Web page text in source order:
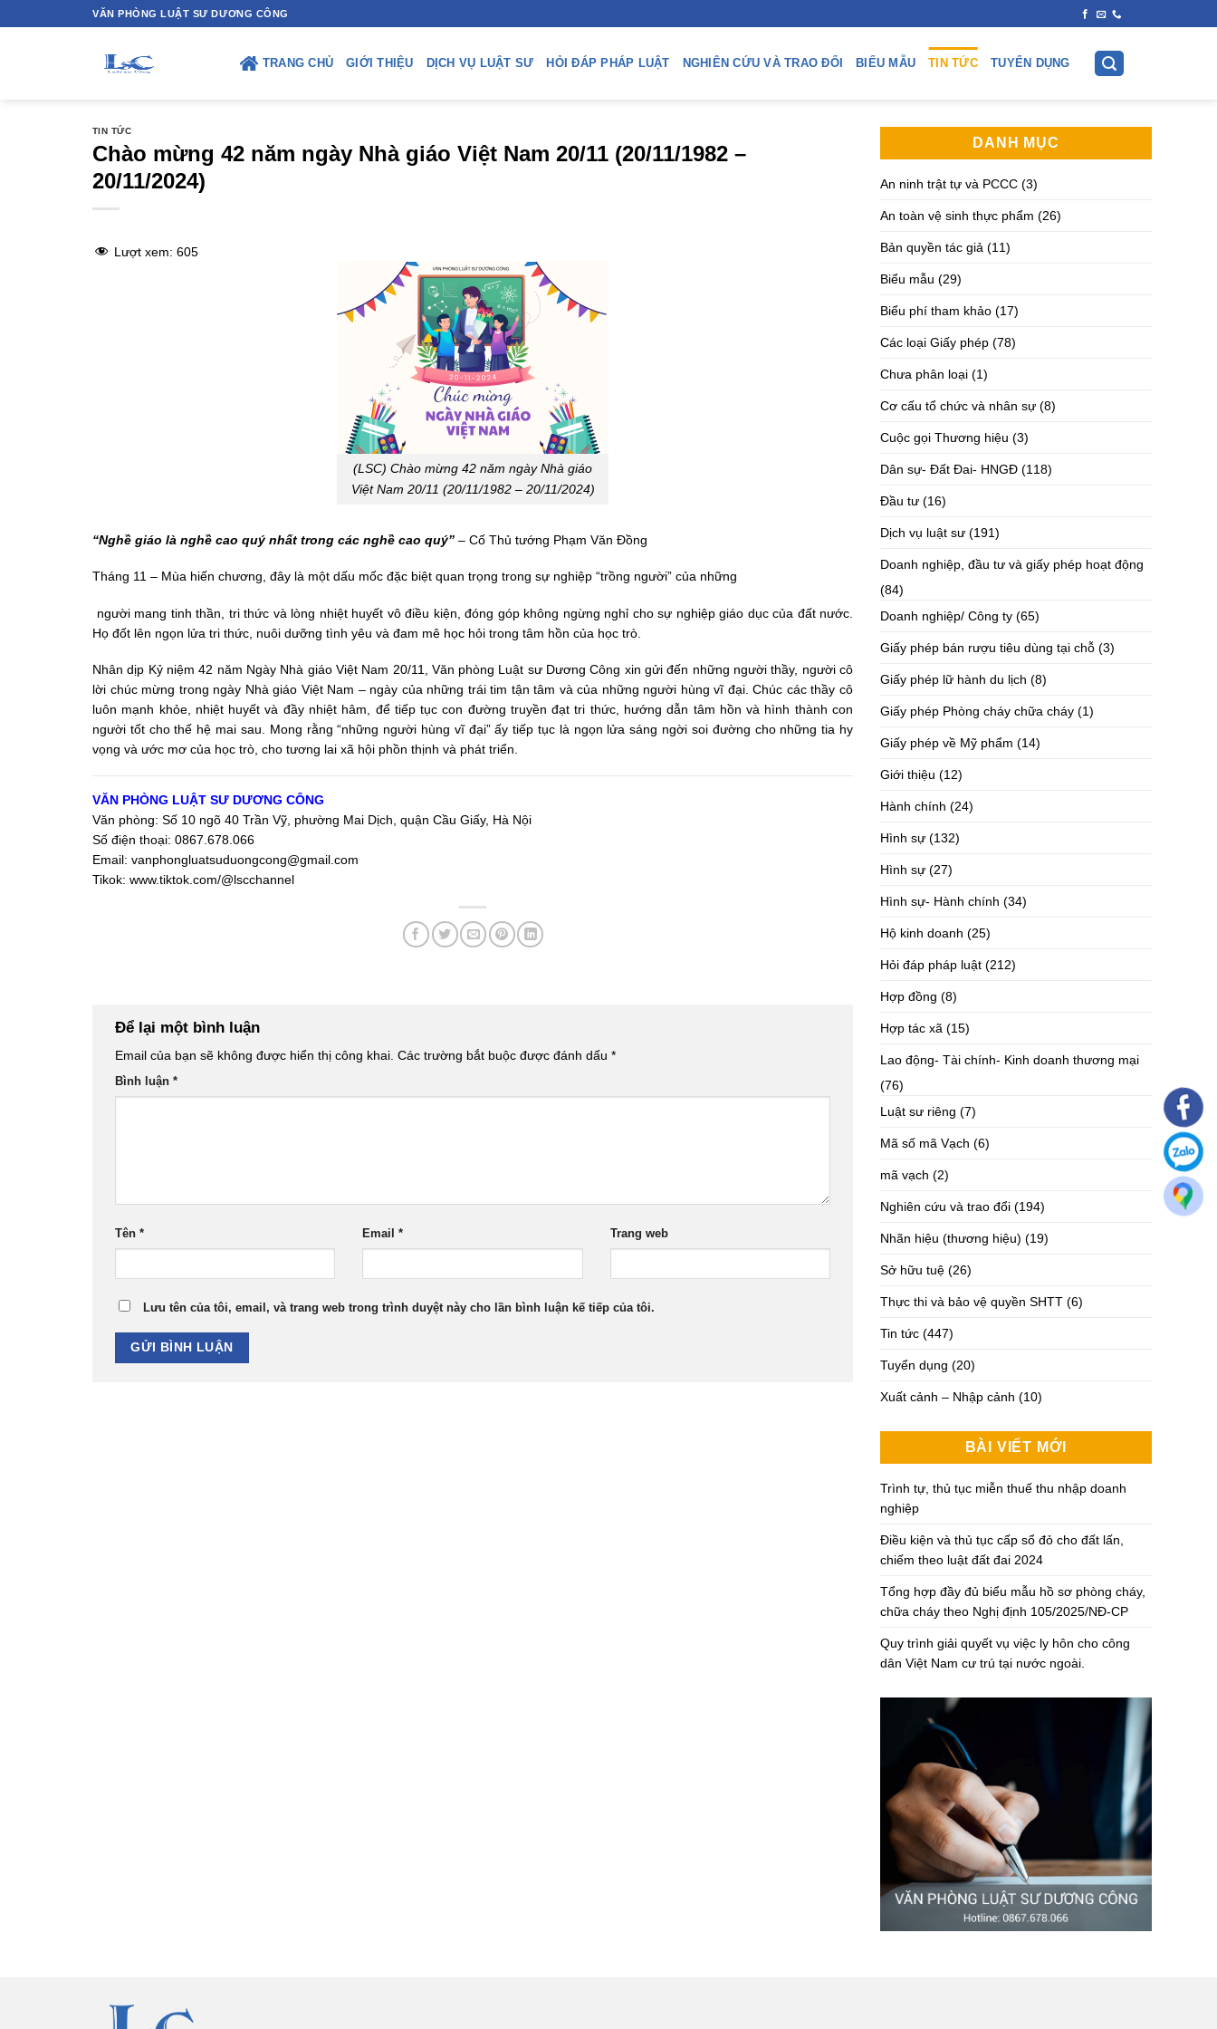
to
VĂN PHÒNG LUẬT SƯ DƯƠNG CÔNG
TRANG CHỦ GIỚI THIỆU DỊCH VỤ LUẬT SƯ HỎI ĐÁP PHÁP LUẬT NGHIÊN CỨU VÀ TRAO ĐỔI BIỂU MẪU TIN TỨC TUYỂN DỤNG
TIN TỨC
Chào mừng 42 năm ngày Nhà giáo Việt Nam 20/11 (20/11/1982 –
20/11/2024)
Lượt xem: 605
(LSC) Chào mừng 42 năm ngày Nhà giáo
Việt Nam 20/11 (20/11/1982 – 20/11/2024)
“Nghề giáo là nghề cao quý nhất trong các nghề cao quý” – Cố Thủ tướng Phạm Văn Đồng
Tháng 11 – Mùa hiến chương, đây là một dấu mốc đặc biệt quan trọng trong sự nghiệp “trồng người” của những
người mang tinh thần, tri thức và lòng nhiệt huyết vô điều kiện, đóng góp không ngừng nghỉ cho sự nghiệp giáo dục của đất nước.
Họ đốt lên ngọn lửa tri thức, nuôi dưỡng tình yêu và đam mê học hỏi trong tâm hồn của học trò.
Nhân dịp Kỷ niệm 42 năm Ngày Nhà giáo Việt Nam 20/11, Văn phòng Luật sư Dương Công xin gửi đến những người thầy, người cô
lời chúc mừng trong ngày Nhà giáo Việt Nam – ngày của những trái tim tận tâm và của những người hùng vĩ đại. Chúc các thầy cô
luôn mạnh khỏe, nhiệt huyết và đầy nhiệt hâm, để tiếp tục con đường truyền đạt tri thức, hướng dẫn tâm hồn và hình thành con
người tốt cho thế hệ mai sau. Mong rằng “những người hùng vĩ đại” ấy tiếp tục là ngọn lửa sáng ngời soi đường cho những tia hy
vọng và ước mơ của học trò, cho tương lai xã hội phồn thịnh và phát triển.
VĂN PHÒNG LUẬT SƯ DƯƠNG CÔNG
Văn phòng: Số 10 ngõ 40 Trần Vỹ, phường Mai Dịch, quận Cầu Giấy, Hà Nội
Số điện thoại: 0867.678.066
Email: vanphongluatsuduongcong@gmail.com
Tikok: www.tiktok.com/@lscchannel
Để lại một bình luận
Email của bạn sẽ không được hiển thị công khai. Các trường bắt buộc được đánh dấu *
Bình luận *
Tên * Email* Trang web
Lưu tên của tôi, email, và trang web trong trình duyệt này cho lần bình luận kế tiếp của tôi.
DANH MỤC
An ninh trật tự và PCCC (3)
An toàn vệ sinh thực phẩm (26)
Bản quyền tác giả (11)
Biểu mẫu (29)
Biểu phí tham khảo (17)
Các loại Giấy phép (78)
Chưa phân loại (1)
Cơ cấu tổ chức và nhân sự (8)
Cuộc gọi Thương hiệu (3)
Dân sự- Đất Đai- HNGĐ (118)
Đầu tư (16)
Dịch vụ luật sư (191)
Doanh nghiệp, đầu tư và giấy phép hoạt động
(84)
Doanh nghiệp/ Công ty (65)
Giấy phép bán rượu tiêu dùng tại chỗ (3)
Giấy phép lữ hành du lịch (8)
Giấy phép Phòng cháy chữa cháy (1)
Giấy phép về Mỹ phẩm (14)
Giới thiệu (12)
Hành chính (24)
Hình sự (132)
Hình sự (27)
Hình sự- Hành chính (34)
Hộ kinh doanh (25)
Hỏi đáp pháp luật (212)
Hợp đồng (8)
Hợp tác xã (15)
Lao động- Tài chính- Kinh doanh thương mại
(76)
Luật sư riêng (7)
Mã số mã Vạch (6)
mã vạch (2)
Nghiên cứu và trao đổi (194)
Nhãn hiệu (thương hiệu) (19)
Sở hữu tuệ (26)
Thực thi và bảo vệ quyền SHTT (6)
Tin tức (447)
Tuyển dụng (20)
Xuất cảnh – Nhập cảnh (10)
BÀI VIẾT MỚI
Trình tự, thủ tục miễn thuế thu nhập doanh
nghiệp
Điều kiện và thủ tục cấp sổ đỏ cho đất lấn,
chiếm theo luật đất đai 2024
Tổng hợp đầy đủ biểu mẫu hồ sơ phòng cháy,
chữa cháy theo Nghị định 105/2025/NĐ-CP
Quy trình giải quyết vụ việc ly hôn cho công
dân Việt Nam cư trú tại nước ngoài.